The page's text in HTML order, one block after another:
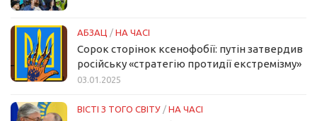
АБЗАЦ / НА ЧАСІ
Сорок сторінок ксенофобії: путін затвердив
російську «стратегію протидії екстремізму»
03.01.2025
ВІСТІ З ТОГО СВІТУ / НА ЧАСІ